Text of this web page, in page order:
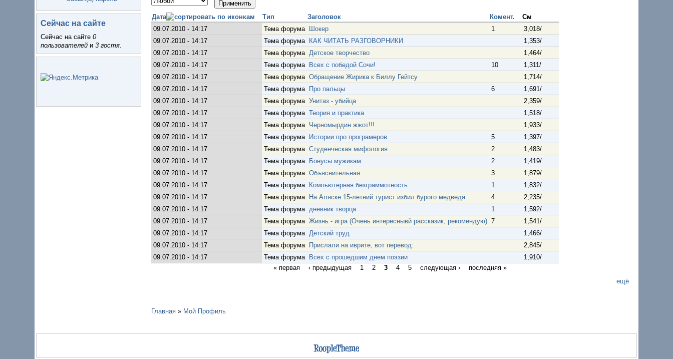
Сейчас на сайте
Сейчас на сайте 0
пользователей и 3 гостя.
Дата Тип Заголовок Комент.
См
09.07.2010 - 14:17
Тема форума Шокер 1
3,018/
09.07.2010 - 14:17
Тема форума КАК ЧИТАТЬ РАЗГОВОРНИКИ
1,353/
09.07.2010 - 14:17
Тема форума Детское творчество
1,464/
09.07.2010 - 14:17
Тема форума Всех с победой Сочи! 10
1,311/
09.07.2010 - 14:17
Тема форума Обращение Жирика к Биллу Гейтсу
1,714/
09.07.2010 - 14:17
Тема форума Про пальцы 6
1,691/
09.07.2010 - 14:17
Тема форума Унитаз - убийца
2,359/
09.07.2010 - 14:17
Тема форума Теория и практика
1,518/
09.07.2010 - 14:17
Тема форума Черномырдин жжот!!!
1,933/
09.07.2010 - 14:17
Тема форума Истории про програмеров 5
1,397/
09.07.2010 - 14:17
Тема форума Студенческая мифология 2
1,483/
09.07.2010 - 14:17
Тема форума Бонусы мужикам 2
1,419/
09.07.2010 - 14:17
Тема форума Объяснительная 3
1,879/
09.07.2010 - 14:17
Тема форума Компьютерная безграммотность 1
1,832/
09.07.2010 - 14:17
Тема форума На Аляске 15-летний турист избил бурого медведя 4
2,235/
09.07.2010 - 14:17
Тема форума дневник творца 1
1,592/
09.07.2010 - 14:17
Тема форума Жизнь - игра (Очень интереснывй рассказик, рекомендую) 7
1,541/
09.07.2010 - 14:17
Тема форума Детский труд
1,466/
09.07.2010 - 14:17
Тема форума Прислали на иврите, вот перевод:
2,845/
09.07.2010 - 14:17
Тема форума Всех с прошедшим днем поэзии
1,910/
« первая
‹ предыдущая 1 2 3 4 5 следующая ›
последняя »
ещё
Главная » Мой Профиль